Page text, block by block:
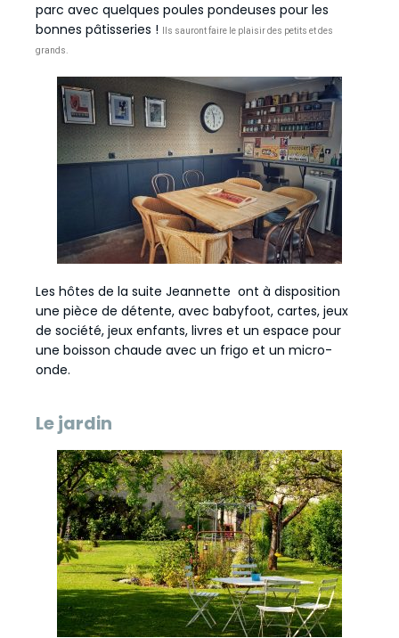
parc avec quelques poules pondeuses pour les
bonnes pâtisseries !
Ils sauront faire le plaisir des petits et des
grands.
Les hôtes de la suite Jeannette ont à disposition
une pièce de détente, avec babyfoot, cartes, jeux
de société, jeux enfants, livres et un espace pour
une boisson chaude avec un frigo et un micro-
onde.
Le jardin